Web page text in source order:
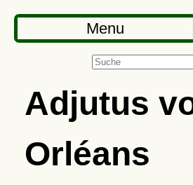
Menu
Adjutus
Orléans